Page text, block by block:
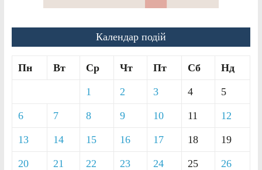
Календар подій
Пн Вт Ср Чт Пт Сб Нд
1 2 3 4 5
6 7 8 9 10 11 12
13 14 15 16 17 18 19
20 21 22 23 24 25 26